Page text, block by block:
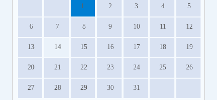
1 2 3 4 5
6 7 8 9 10 11 12
13 14 15 16 17 18 19
20 21 22 23 24 25 26
27 28 29 30 31